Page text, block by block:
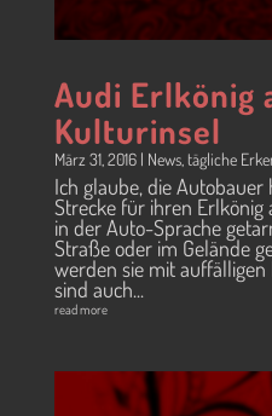
Audi Erlkönig
Kulturinsel
März 31, 2016| News, tägliche
Ich glaube, die Autobauer
Strecke für ihren Erlkönig
in der Auto-Sprache
Straße oder im Gelände
werden sie mit
sind auch...
read more